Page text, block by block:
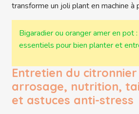
transforme un joli plant en machine à
Bigaradier ou oranger amer en pot
essentiels pour bien planter et
Entretien du citronnier
arrosage, nutrition,
et astuces anti-stress